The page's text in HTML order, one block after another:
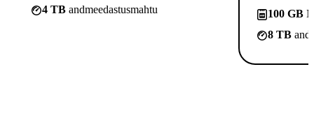
4 TB andmeedastusmahtu
100 GB
8 TB